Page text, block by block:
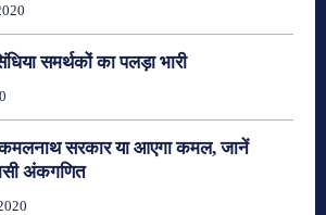
समर्थकों का पलड़ा भारी
सरकार या आएगा कमल, जानें
अंकगणित